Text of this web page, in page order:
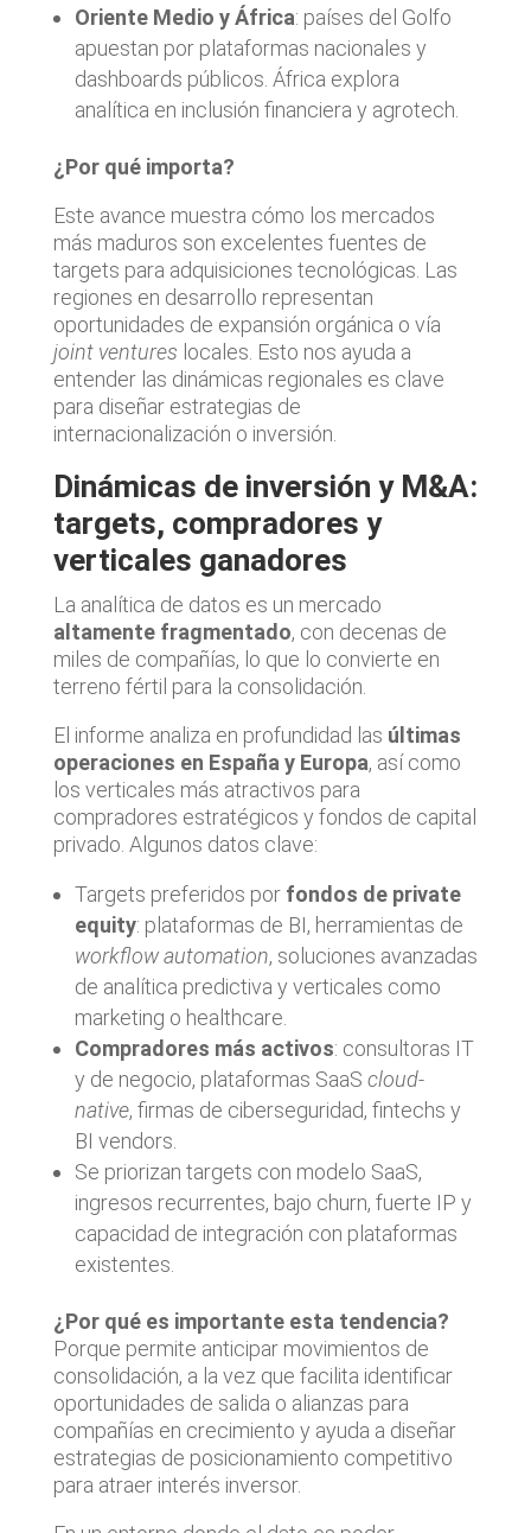
Oriente Medio y África: países del Golfo
apuestan por plataformas nacionales y
dashboards públicos. África explora
analítica en inclusión financiera y agrotech.
¿Por qué importa?
Este avance muestra cómo los mercados
más maduros son excelentes fuentes de
targets para adquisiciones tecnológicas. Las
regiones en desarrollo representan
oportunidades de expansión orgánica o vía
joint ventures locales. Esto nos ayuda a
entender las dinámicas regionales es clave
para diseñar estrategias de
internacionalización o inversión.
Dinámicas de inversión y M&A:
targets, compradores y
verticales ganadores
La analítica de datos es un mercado
altamente fragmentado, con decenas de
miles de compañías, lo que lo convierte en
terreno fértil para la consolidación.
El informe analiza en profundidad las últimas
operaciones en España y Europa, así como
los verticales más atractivos para
compradores estratégicos y fondos de capital
privado. Algunos datos clave:
Targets preferidos por fondos de private
equity: plataformas de BI, herramientas de
workflow automation, soluciones avanzadas
de analítica predictiva y verticales como
marketing o healthcare.
Compradores más activos: consultoras IT
y de negocio, plataformas SaaS cloud-
native, firmas de ciberseguridad, fintechs y
BI vendors.
Se priorizan targets con modelo SaaS,
ingresos recurrentes, bajo churn, fuerte IP y
capacidad de integración con plataformas
existentes.
¿Por qué es importante esta tendencia?
Porque permite anticipar movimientos de
consolidación, a la vez que facilita identificar
oportunidades de salida o alianzas para
compañías en crecimiento y ayuda a diseñar
estrategias de posicionamiento competitivo
para atraer interés inversor.